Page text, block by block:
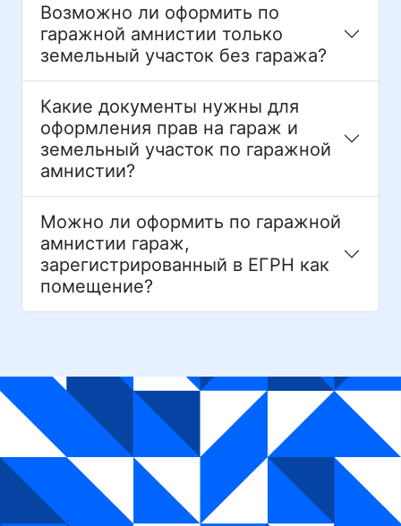
Возможно ли оформить по
гаражной амнистии только
земельный участок без гаража?
Какие документы нужны для
оформления прав на гараж и
земельный участок по гаражной
амнистии?
Можно ли оформить по гаражной
амнистии гараж,
зарегистрированный в ЕГРН как
помещение?